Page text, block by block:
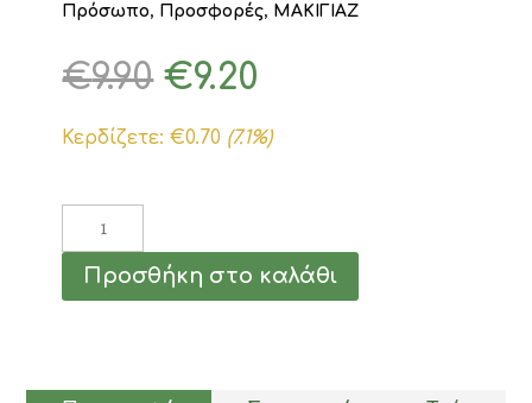
Πρόσωπο, Προσφορές, ΜΑΚΙΓΙΑΖ
€9.90 Original
price
was:
€9.90.
€9.20
τιμή
είναι:
Κερδίζετε:€0.70 (7.1%)
Pro/Base
Pore
Blurring
Προσθήκη στο καλάθι